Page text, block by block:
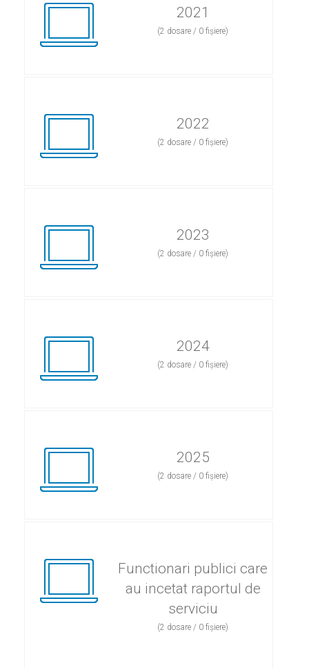
2021
(2 dosare / 0 fișiere)
2022
(2 dosare / 0 fișiere)
2023
(2 dosare / 0 fișiere)
2024
(2 dosare / 0 fișiere)
2025
(2 dosare / 0 fișiere)
Functionari publici care
au incetat raportul de
serviciu
(2 dosare / 0 fișiere)